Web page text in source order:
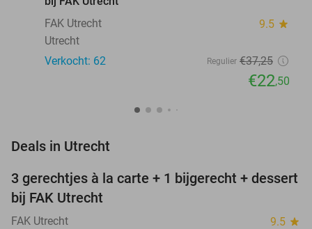
FAK Utrecht
9.5 star
Utrecht
Verkocht: 62
Regulier €37,25
€22,50
Deals in Utrecht
40%
3 gerechtjes à la carte + 1 bijgerecht + dessert
bij FAK Utrecht
FAK Utrecht 9.5 star